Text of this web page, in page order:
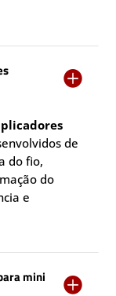

de
do fio,
do
e
mini
